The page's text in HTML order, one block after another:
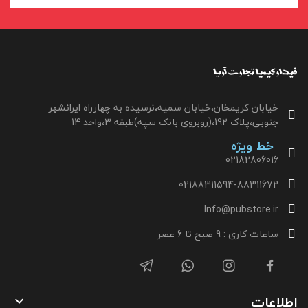
خیابان کریمخان،خیابان سمیه،نرسیده به چهارراه ایرانشهر
جنوبی،پلاک 192،(روبروی بانک سپه)طبقه 3،واحد 14
خط ویژه
02182806016
02188311594-88311672
Info@pubstore.ir
ساعات کاری : 9 صبح تا 6 عصر
اطلاعات 